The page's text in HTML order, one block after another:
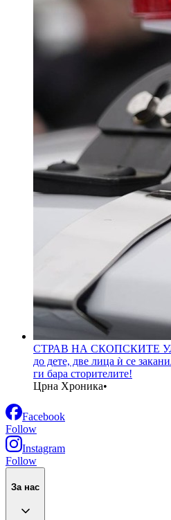
СТРАВ НА СКОПСКИТЕ
до дете, две лица ѝ се
ги бара сторителите!
Црна Хроника•
Facebook
Follow
Instagram
Follow
За нас